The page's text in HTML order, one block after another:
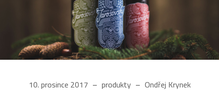
10. prosince 2017 produkty Ondřej Krynek